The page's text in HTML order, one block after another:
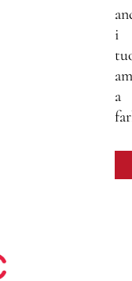
i
a